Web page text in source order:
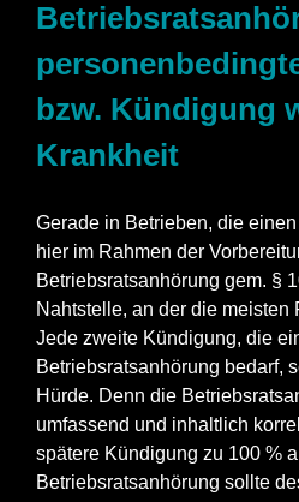
bzw. Kündigung
Krankheit
Gerade in Betrieben, die
hier im Rahmen der
Betriebsratsanhörung gem. §
Nahtstelle, an der die meisten
Jede zweite Kündigung, die
Betriebsratsanhörung bedarf,
Hürde. Denn die
umfassend und inhaltlich
spätere Kündigung zu 100 %
Betriebsratsanhörung sollte